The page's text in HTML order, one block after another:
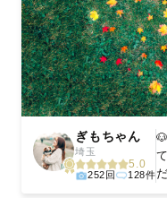
ぎもちゃん
埼玉
5.0
252回 128件